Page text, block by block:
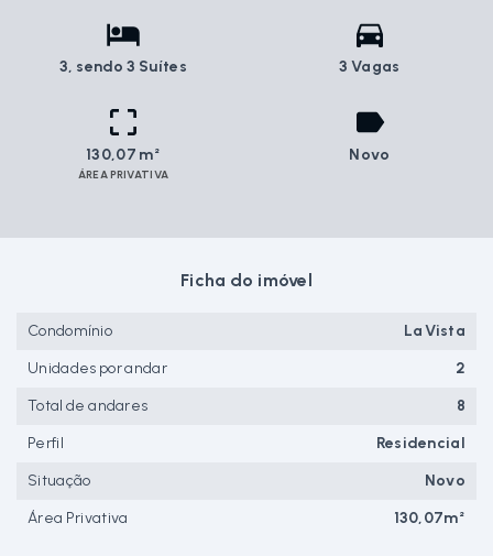
3, sendo 3 Suítes 3 Vagas
130,07 m²
ÁREA PRIVATIVA
Novo
Ficha do imóvel
Condomínio
La Vista
Unidades por andar
2
Total de andares
8
Perfil
Residencial
Situação
Novo
Área Privativa
130,07m²